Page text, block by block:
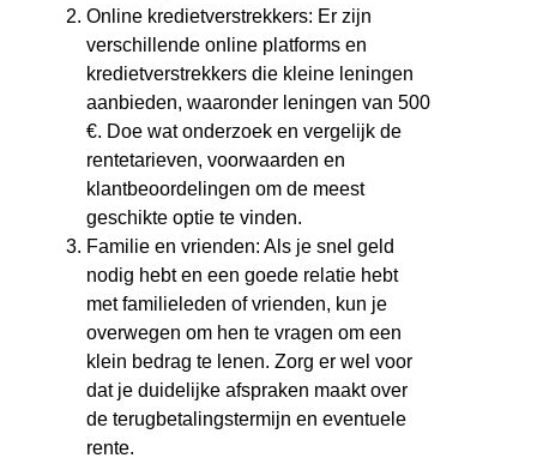
Online kredietverstrekkers: Er zijn
verschillende online platforms en
kredietverstrekkers die kleine leningen
aanbieden, waaronder leningen van 500
€. Doe wat onderzoek en vergelijk de
rentetarieven, voorwaarden en
klantbeoordelingen om de meest
geschikte optie te vinden.
Familie en vrienden: Als je snel geld
nodig hebt en een goede relatie hebt
met familieleden of vrienden, kun je
overwegen om hen te vragen om een
klein bedrag te lenen. Zorg er wel voor
dat je duidelijke afspraken maakt over
de terugbetalingstermijn en eventuele
rente.